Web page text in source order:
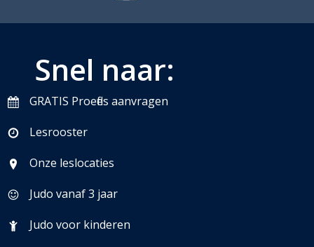
Snel naar:
GRATIS Proefles aanvragen
Lesrooster
Onze leslocaties
Judo vanaf 3 jaar
Judo voor kinderen